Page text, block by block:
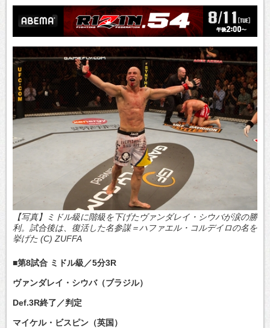
【写真】ミドル級に階級を下げたヴァンダレイ・シウバが涙の勝
利。試合後は、復活した名参謀＝ハファエル・コルデイロの名を
挙げた (C) ZUFFA
■第8試合 ミドル級／5分3R
ヴァンダレイ・シウバ（ブラジル）
Def.3R終了／判定
マイケル・ビスピン（英国）